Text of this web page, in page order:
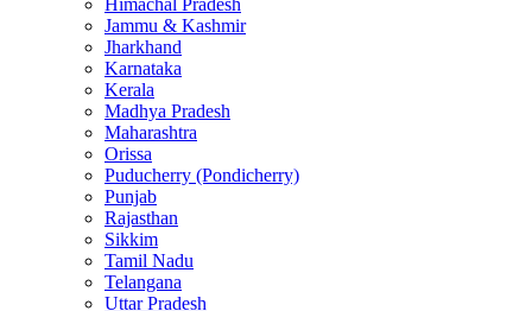
Jammu & Kashmir
Jharkhand
Karnataka
Kerala
Madhya Pradesh
Maharashtra
Orissa
Puducherry (Pondicherry)
Punjab
Rajasthan
Sikkim
Tamil Nadu
Telangana
Uttar Pradesh